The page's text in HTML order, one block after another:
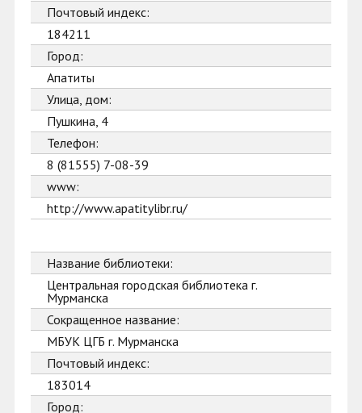
Почтовый индекс:
184211
Город:
Апатиты
Улица, дом:
Пушкина, 4
Телефон:
8 (81555) 7-08-39
www:
http://www.apatitylibr.ru/
Название библиотеки:
Центральная городская библиотека г.
Мурманска
Сокращенное название:
МБУК ЦГБ г. Мурманска
Почтовый индекс:
183014
Город: